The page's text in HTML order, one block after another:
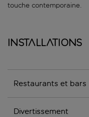
touche contemporaine.
Installations
Restaurants et bars
Divertissement